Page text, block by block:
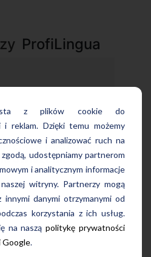
z plików cookie do
i reklam. Dzięki temu możemy
i analizować ruch na
udostępniamy partnerom
i analitycznym informacje
witryny. Partnerzy mogą
innymi danymi otrzymanymi od
korzystania z ich usług.
na nasząpolitykę prywatności
Google.
ProfiLingua
szkoła
lokalizacji”